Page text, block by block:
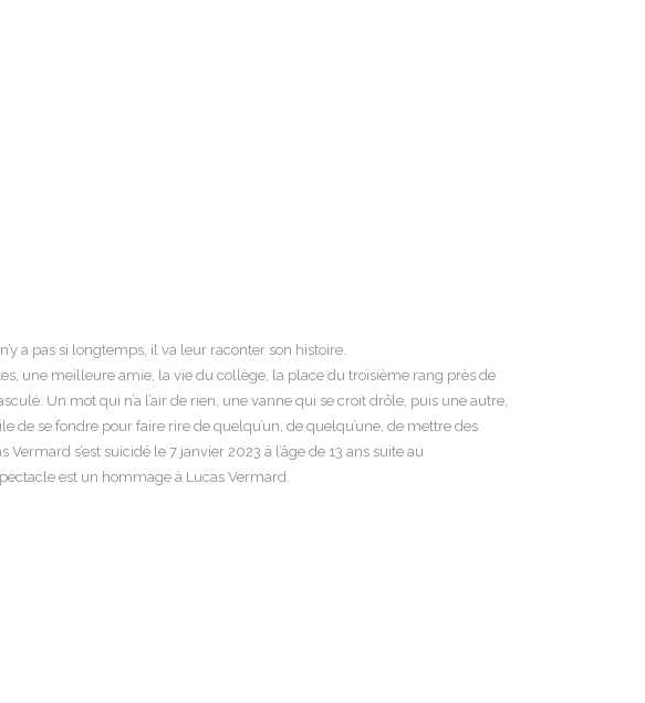
a pas si longtemps, il va leur raconter son histoire.
une meilleure amie, la vie du collège, la place du troisième rang près de
Un mot qui n’a l’air de rien, une vanne qui se croit drôle, puis une autre,
se fondre pour faire rire de quelqu’un, de quelqu’une, de mettre des
s’est suicidé le 7 janvier 2023 à l’âge de 13 ans suite au
est un hommage à Lucas Vermard.